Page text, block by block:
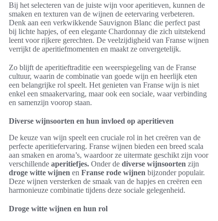
Bij het selecteren van de juiste wijn voor aperitieven, kunnen de
smaken en texturen van de wijnen de eetervaring verbeteren.
Denk aan een verkwikkende Sauvignon Blanc die perfect past
bij lichte hapjes, of een elegante Chardonnay die zich uitstekend
leent voor rijkere gerechten. De veelzijdigheid van Franse wijnen
verrijkt de aperitiefmomenten en maakt ze onvergetelijk.
Zo blijft de aperitieftraditie een weerspiegeling van de Franse
cultuur, waarin de combinatie van goede wijn en heerlijk eten
een belangrijke rol speelt. Het genieten van Franse wijn is niet
enkel een smaakervaring, maar ook een sociale, waar verbinding
en samenzijn voorop staan.
Diverse wijnsoorten en hun invloed op aperitieven
De keuze van wijn speelt een cruciale rol in het creëren van de
perfecte aperitiefervaring. Franse wijnen bieden een breed scala
aan smaken en aroma’s, waardoor ze uitermate geschikt zijn voor
verschillende aperitiefjes. Onder de diverse wijnsoorten zijn
droge witte wijnen en Franse rode wijnen bijzonder populair.
Deze wijnen versterken de smaak van de hapjes en creëren een
harmonieuze combinatie tijdens deze sociale gelegenheid.
Droge witte wijnen en hun rol